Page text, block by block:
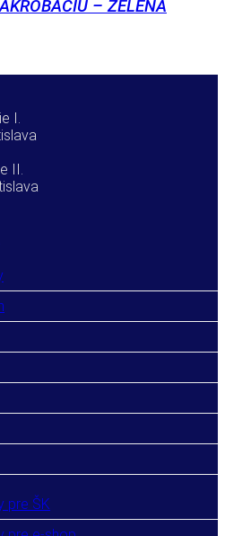
– ZELENÁ
I.
II.
pre ŠK